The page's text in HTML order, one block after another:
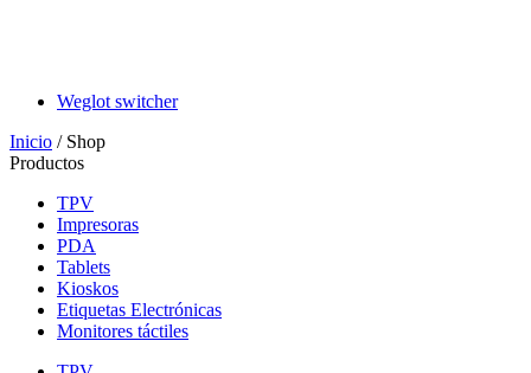
Weglot switcher
Inicio / Shop
Productos
TPV
Impresoras
PDA
Tablets
Kioskos
Etiquetas Electrónicas
Monitores táctiles